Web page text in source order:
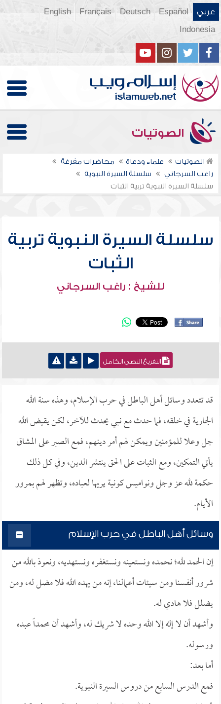
عربي Español
Deutsch
Français
English
Indonesia
الصوتيات
الصوتيات علماء ودعاة
محاضرات مفرغة
راغب السرجاني
سلسلة السيرة النبوية
سلسلة السيرة النبوية تربية الثبات
سلسلة السيرة النبوية تربية
الثبات
للشيخ : راغب السرجاني
التفريغ النصي الكامل
قد تتعدد وسائل أهل الباطل في حرب الإسلام، وهذه سنة الله
الجارية في خلقه، فما حدث مع نبي يحدث للآخر، لكن يقيض الله
جل وعلا للمؤمنين ويمكن لهم أمر دينهم، فمع الصبر على المشاق
يأتي التمكين، ومع الثبات على الحق ينتشر الدين، وفي كل ذلك
حكمة لله عز وجل ونواميس كونية يريها لعباده، وتظهر لهم بمرور
الأيام.
وسائل أهل الباطل في حرب الإسلام
إن الحمد لله؛ نحمده ونستعينه ونستغفره ونستهديه، ونعوذ بالله من
شرور أنفسنا ومن سيئات أعمالنا، إنه من يهده الله فلا مضل له، ومن
يضلل فلا هادي له.
وأشهد أن لا إله إلا الله وحده لا شريك له، وأشهد أن محمداً عبده
ورسوله.
أما بعد:
فمع الدرس السابع من دروس السيرة النبوية.